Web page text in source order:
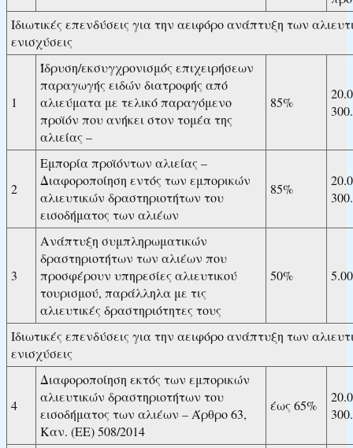
Ιδιωτικές επενδύσεις για την αειφόρο ανάπτυξη των
ενισχύσεις
1
Ίδρυση/εκσυγχρονισμός επιχειρήσεων
παραγωγής ειδών διατροφής από
αλιεύματα με τελικό παραγόμενο
προϊόν που ανήκει στον τομέα της
αλιείας –
85%
2
Εμπορία προϊόντων αλιείας –
Διαφοροποίηση εντός των εμπορικών
αλιευτικών δραστηριοτήτων του
εισοδήματος των αλιέων
85%
3
Ανάπτυξη συμπληρωματικών
δραστηριοτήτων των αλιέων που
προσφέρουν υπηρεσίες αλιευτικού
τουρισμού, παράλληλα με τις
αλιευτικές δραστηριότητες τους
50%
Ιδιωτικές επενδύσεις για την αειφόρο ανάπτυξη των
ενισχύσεις
4
Διαφοροποίηση εκτός των εμπορικών
αλιευτικών δραστηριοτήτων του
εισοδήματος των αλιέων – Άρθρο 63,
Καν. (ΕΕ) 508/2014
έως 65%